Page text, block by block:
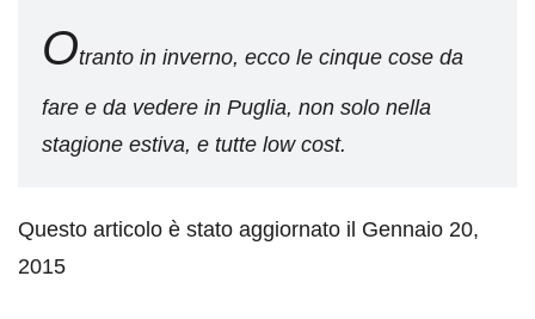
Otranto in inverno, ecco le cinque cose da
fare e da vedere in Puglia, non solo nella
stagione estiva, e tutte low cost.
Questo articolo è stato aggiornato il Gennaio 20,
2015